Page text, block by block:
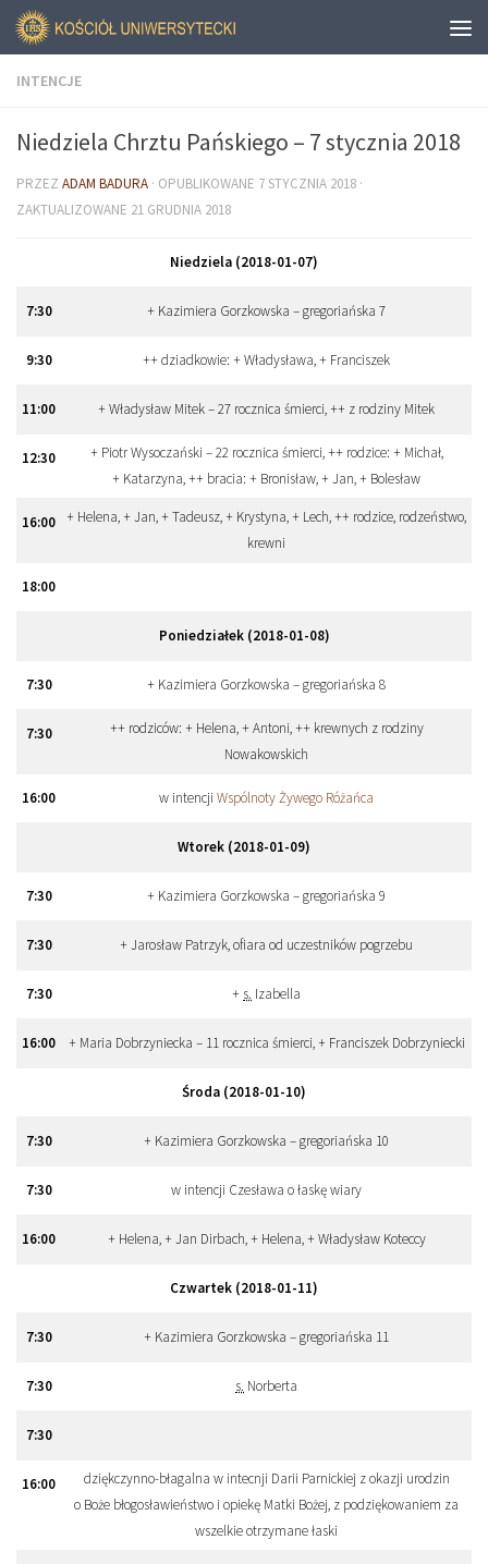
INTENCJE
Niedziela Chrztu Pańskiego – 7 stycznia 2018
PRZEZ ADAM BADURA · OPUBLIKOWANE 7 STYCZNIA 2018 ·
ZAKTUALIZOWANE 21 GRUDNIA 2018
Niedziela (2018-01-07)
7:30 + Kazimiera Gorzkowska – gregoriańska 7
9:30 ++ dziadkowie: + Władysława, + Franciszek
11:00 + Władysław Mitek – 27 rocznica śmierci, ++ z rodziny Mitek
12:30
+ Piotr Wysoczański – 22 rocznica śmierci, ++ rodzice: + Michał,
+ Katarzyna, ++ bracia: + Bronisław, + Jan, + Bolesław
16:00 + Helena, + Jan, + Tadeusz, + Krystyna, + Lech, ++ rodzice, rodzeństwo,
krewni
18:00
Poniedziałek (2018-01-08)
7:30 + Kazimiera Gorzkowska – gregoriańska 8
7:30
++ rodziców: + Helena, + Antoni, ++ krewnych z rodziny
Nowakowskich
16:00 w intencji Wspólnoty Żywego Różańca
Wtorek (2018-01-09)
7:30 + Kazimiera Gorzkowska – gregoriańska 9
7:30 + Jarosław Patrzyk, ofiara od uczestników pogrzebu
7:30 + s. Izabella
16:00 + Maria Dobrzyniecka – 11 rocznica śmierci, + Franciszek Dobrzyniecki
Środa (2018-01-10)
7:30 + Kazimiera Gorzkowska – gregoriańska 10
7:30 w intencji Czesława o łaskę wiary
16:00 + Helena, + Jan Dirbach, + Helena, + Władysław Koteccy
Czwartek (2018-01-11)
7:30 + Kazimiera Gorzkowska – gregoriańska 11
7:30 s. Norberta
7:30
16:00
dziękczynno-błagalna w intecnji Darii Parnickiej z okazji urodzin
o Boże błogosławieństwo i opiekę Matki Bożej, z podziękowaniem za
wszelkie otrzymane łaski